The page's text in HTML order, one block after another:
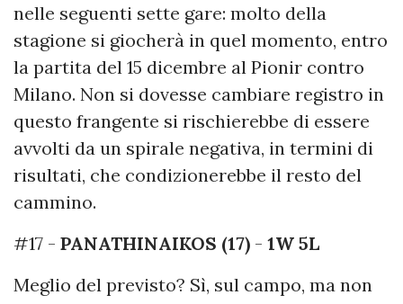
nelle seguenti sette gare: molto della
stagione si giocherà in quel momento, entro
la partita del 15 dicembre al Pionir contro
Milano. Non si dovesse cambiare registro in
questo frangente si rischierebbe di essere
avvolti da un spirale negativa, in termini di
risultati, che condizionerebbe il resto del
cammino.
#17 - PANATHINAIKOS (17) - 1W 5L
Meglio del previsto? Sì, sul campo, ma non